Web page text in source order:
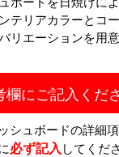
テリアカラーとコ
リエーションを用意
欄にご記入くだ
シュボードの詳細
必ず記入 してくだ